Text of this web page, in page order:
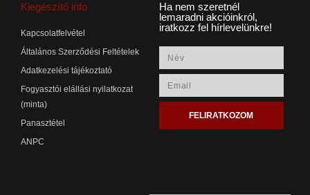
Kiegészítő info
Kapcsolatfelvétel
Általános Szerződési Feltételek
Adatkezelési tájékoztató
Fogyasztói elállási nyilatkozat
(minta)
Panasztétel
ANPC
Ha nem szeretnél
lemaradni akcióinkról,
iratkozz fel hírlevelünkre!
FELIRATKOZOM